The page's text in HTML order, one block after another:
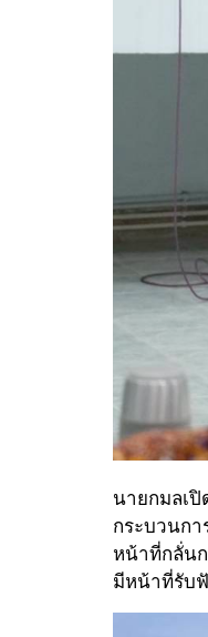
นายกมลเ
กระบวนก
หน้าที่กลั่น
มีหน้าที่รับ